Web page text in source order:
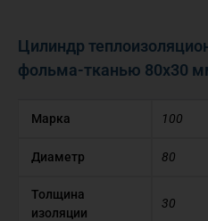
Цилиндр
фольма-тканью 80х30
Марка 100
Диаметр 80
Толщина
изоляции
30